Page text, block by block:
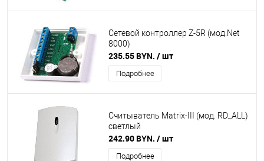
Сетевой контроллер Z-5R (мод.Net
8000)
235.55 BYN. / шт
Подробнее
Считыватель Matrix-III (мод. RD_ALL)
светлый
242.90 BYN. / шт
Подробнее